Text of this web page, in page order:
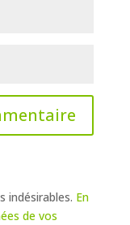
indésirables. En
de vos